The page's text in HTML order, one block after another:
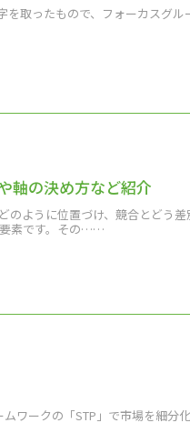
取ったもので、フォーカスグル
軸の決め方など紹介
のように位置づけ、競合とどう
要素です。その……
ワークの「STP」で市場を細分